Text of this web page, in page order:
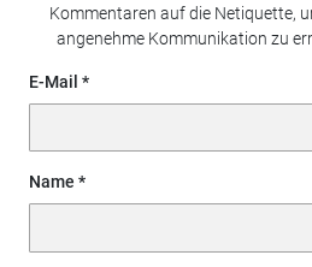
Kommentaren auf die Netiquette,
angenehme Kommunikation zu
E-Mail
Name